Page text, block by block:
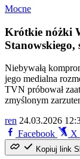
Mocne
Krótkie nóżki
Stanowskiego,
Niebywałą
jego medialna
TVN próbował
zmyślonym
ren 24.03.2026
Facebook
X
Kopiuj link